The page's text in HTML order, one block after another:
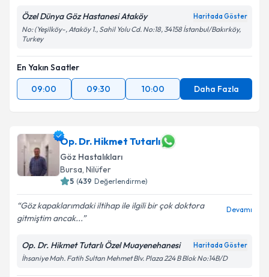
Özel Dünya Göz Hastanesi Ataköy Haritada Göster
No: (Yeşilköy-, Ataköy 1., Sahil Yolu Cd. No:18, 34158 İstanbul/Bakırköy,
Turkey
En Yakın Saatler
09:00
09:30 10:00 Daha Fazla
Op. Dr. Hikmet Tutarlı
Göz Hastalıkları
Bursa, Nilüfer
5 (439 Değerlendirme)
Göz kapaklarımdaki iltihap ile ilgili bir çok doktora
gitmiştim ancak...
Devamı
Op. Dr. Hikmet Tutarlı Özel Muayenehanesi Haritada Göster
İhsaniye Mah. Fatih Sultan Mehmet Blv. Plaza 224 B Blok No:14B/D